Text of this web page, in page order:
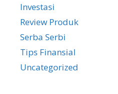
Investasi
Review Produk
Serba Serbi
Tips Finansial
Uncategorized